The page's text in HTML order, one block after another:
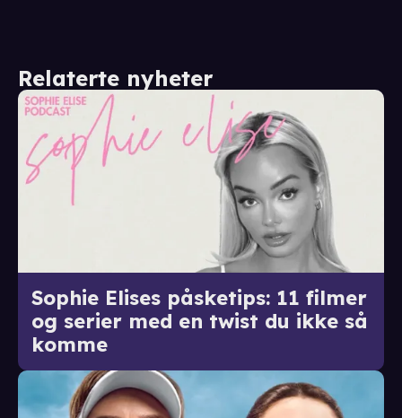
Relaterte nyheter
Sophie Elises påsketips: 11 filmer
og serier med en twist du ikke så
komme